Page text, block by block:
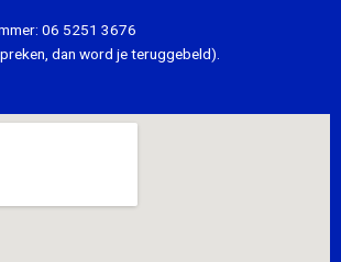
06 5251 3676
dan word je teruggebeld).